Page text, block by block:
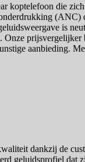
koptelefoon die
(ANC)
is
aanbieding.
dankzij de
geluidsprofiel dat